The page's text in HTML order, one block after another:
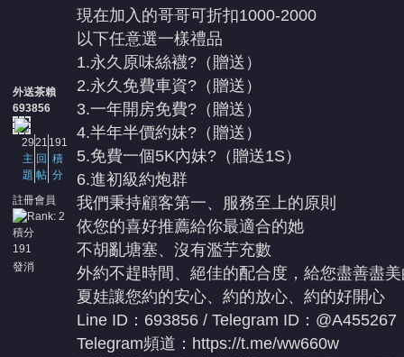
外送茶賴
693856
29
主
題
21
回
帖
191
積
分
註冊會員
積分
191
發消
現在加入的哥哥可折扣1000-2000
以下任意選一樣禮品
1.永久原味絲襪?（贈送）
2.永久免費車資?（贈送）
3.一年開房免費?（贈送）
4.半年半價約妹?（贈送）
5.免費一個5K內妹?（贈送1S）
6.進初級約炮群
我們秉持顧客第一、服務至上的原則
依您的喜好推薦給你最適合的她
不胡亂塘塞、沒有濫芋充數
外約不趕時間、絕佳的配合度，給您盡善盡
夏娃讓您約的安心、約的放心、約的好開心
Line ID：693856 / Telegram ID：@A455267
Telegram頻道： https://t.me/ww660w